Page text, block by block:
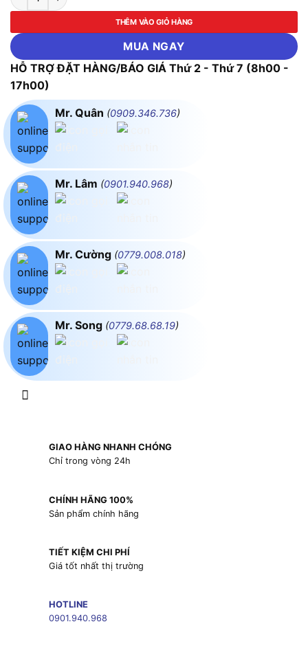
THÊM VÀO GIỎ HÀNG
MUA NGAY
HỖ TRỢ ĐẶT HÀNG/BÁO GIÁ Thứ 2 - Thứ 7 (8h00 -
17h00)
Mr. Quân (0909.346.736)
Mr. Lâm (0901.940.968)
Mr. Cường (0779.008.018)
Mr. Song (0779.68.68.19)
GIAO HÀNG NHANH CHÓNG
Chỉ trong vòng 24h
CHÍNH HÃNG 100%
Sản phẩm chính hãng
TIẾT KIỆM CHI PHÍ
Giá tốt nhất thị trường
HOTLINE
0901.940.968